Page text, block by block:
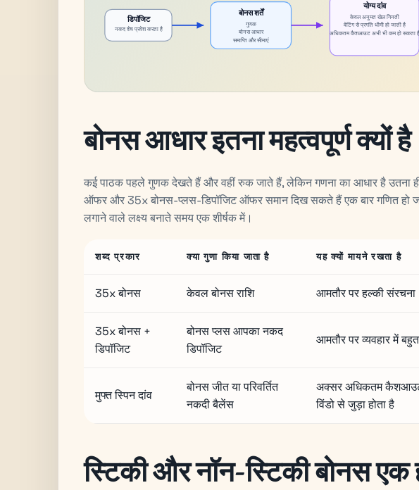
डिपॉजिट
नकद शेष प्रवेश करता है
बोनस शर्तें
गुणक
बोनस आधार
समाप्ति और सीमाएं
योग्य दांव
केवल अनुमत खेल गिनती
वेटिंग से प्रगति धीमी हो जाती है
अधिकतम कैशआउट अभी भी कम हो सकता है
बोनस आधार इतना महत्वपूर्ण क्यों है
कई पाठक पहले गुणक देखते हैं और वहीं रुक जाते हैं, लेकिन गणना का आधार है उतना
ऑफर और 35x बोनस-प्लस-डिपॉजिट ऑफर समान दिख सकते हैं एक बार गणित हो
लगाने वाले लक्ष्य बनाते समय एक शीर्षक में।
शब्द प्रकार क्या गुणा किया जाता है यह क्यों मायने रखता है
35x बोनस केवल बोनस राशि आमतौर पर हल्की संरचना
35x बोनस +
डिपॉजिट
बोनस प्लस आपका नकद
डिपॉजिट
आमतौर पर व्यवहार में बहुत
मुफ्त स्पिन दांव
बोनस जीत या परिवर्तित
नकदी बैलेंस
अक्सर अधिकतम कैशआउट
विंडो से जुड़ा होता है
स्टिकी और नॉन-स्टिकी बोनस एक